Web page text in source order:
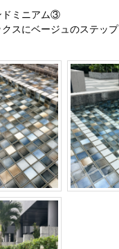
ドミニアム③
クスにベージュのステップ